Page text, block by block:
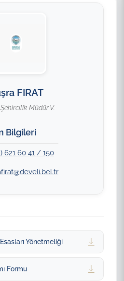
FIRAT
Müdür V.
Bilgileri
621 60 41 / 150
Yönetmeliği
Formu